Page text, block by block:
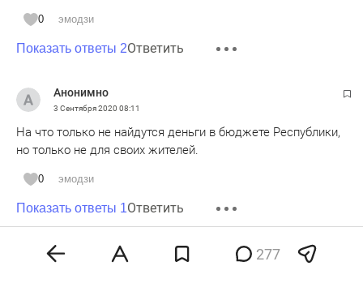
0 эмодзи
Показать ответы 2Ответить
Анонимно
3 Сентября 2020 08:11
На что только не найдутся деньги в бюджете Республики,
но только не для своих жителей.
0 эмодзи
Показать ответы 1Ответить
Анонимно 277